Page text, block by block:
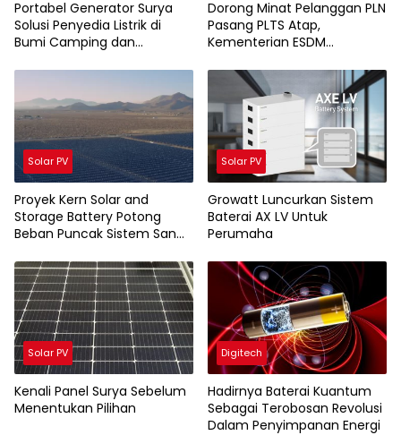
Portabel Generator Surya
Solusi Penyedia Listrik di
Bumi Camping dan
Dorong Minat Pelanggan PLN
Pasang PLTS Atap,
Kementerian ESDM
Solar PV
Proyek Kern Solar and
Storage Battery Potong
Beban Puncak Sistem San
Solar PV
Growatt Luncurkan Sistem
Baterai AX LV Untuk
Perumaha
Solar PV
Kenali Panel Surya Sebelum
Menentukan Pilihan
Digitech
Hadirnya Baterai Kuantum
Sebagai Terobosan Revolusi
Dalam Penyimpanan Energi